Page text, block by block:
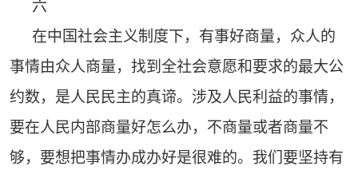
六
在中国社会主义制度下，有事好商量，众人的
事情由众人商量，找到全社会意愿和要求的最大公
约数，是人民民主的真谛。涉及人民利益的事情，
要在人民内部商量好怎么办，不商量或者商量不
够，要想把事情办成办好是很难的。我们要坚持有